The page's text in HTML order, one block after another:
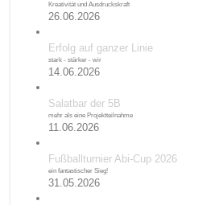
Kreativität und Ausdruckskraft
26.06.2026
Erfolg auf ganzer Linie
stark - stärker - wir
14.06.2026
Salatbar der 5B
mehr als eine Projektteilnahme
11.06.2026
Fußballturnier Abi-Cup 2026
ein fantastischer Sieg!
31.05.2026